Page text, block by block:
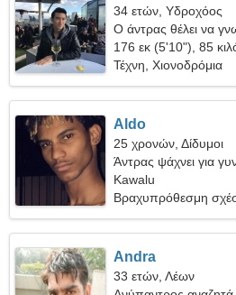
34 ετών, Υδροχόος
Ο άντρας θέλει να
176 εκ (5'10"), 85
Τέχνη, Χιονοδρόμια
Aldo
25 χρονών, Δίδυμοι
Άντρας ψάχνει για
Kawalu
Βραχυπρόθεσμη
Andra
33 ετών, Λέων